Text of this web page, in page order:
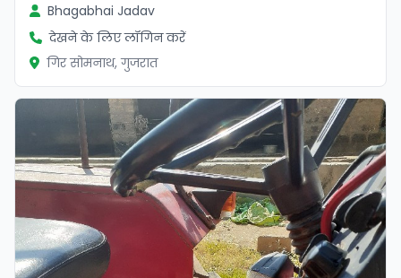
Bhagabhai Jadav
देखने के लिए लॉगिन करें
गिर सोमनाथ, गुजरात